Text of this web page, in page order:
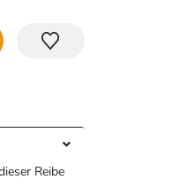
Reibe